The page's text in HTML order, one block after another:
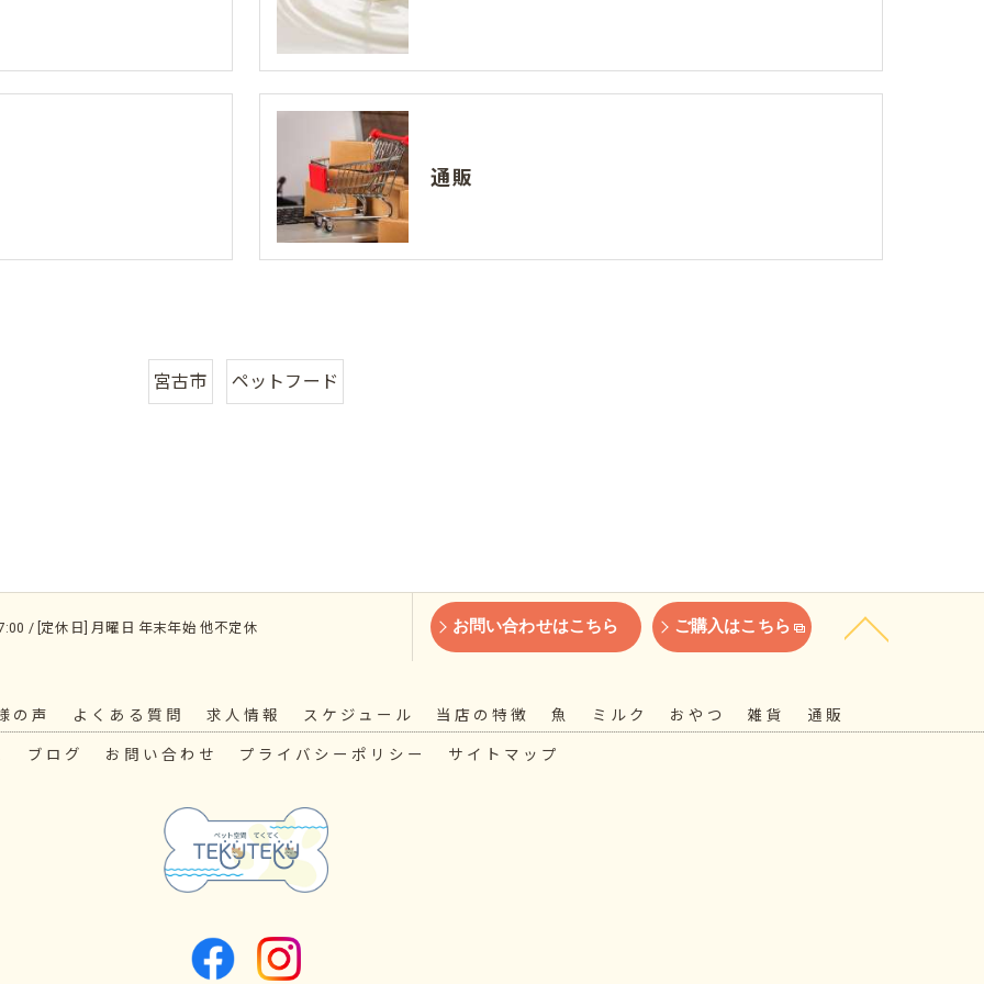
通販
宮古市 ペットフード
/ [定休日] 月曜日 年末年始 他不定休 お問い合わせはこちら ご購入はこちら
の声 よくある質問 求人情報 スケジュール 当店の特徴 魚 ミルク おやつ 雑貨 通販
ブログ お問い合わせ プライバシーポリシー サイトマップ